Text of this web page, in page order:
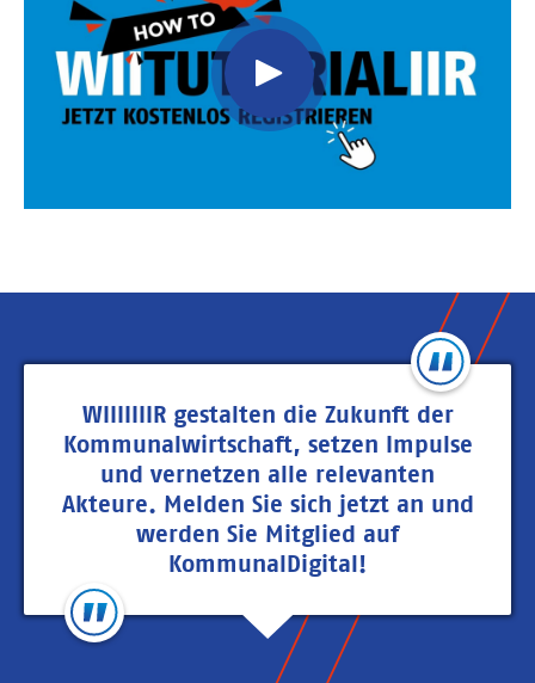
WIIIIIIIR gestalten die Zukunft der
Kommunalwirtschaft, setzen Impulse
und vernetzen alle relevanten
Akteure. Melden Sie sich jetzt an und
werden Sie Mitglied auf
KommunalDigital!